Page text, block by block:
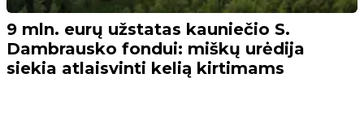
9 mln. eurų užstatas kauniečio S.
Dambrausko fondui: miškų urėdija
siekia atlaisvinti kelią kirtimams